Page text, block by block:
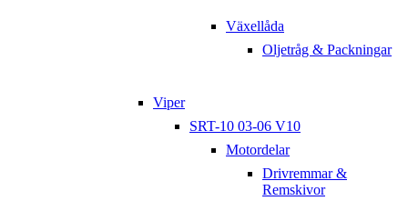
Växellåda
Oljetråg & Packningar
Viper
SRT-10 03-06 V10
Motordelar
Drivremmar &
Remskivor